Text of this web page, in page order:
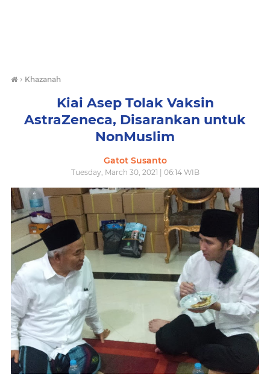
› Khazanah
Kiai Asep Tolak Vaksin
AstraZeneca, Disarankan untuk
NonMuslim
Gatot Susanto
Tuesday, March 30, 2021 | 06:14 WIB